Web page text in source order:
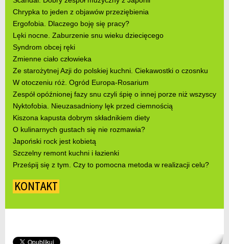
Chrypka to jeden z objawów przeziębienia
Ergofobia. Dlaczego boję się pracy?
Lęki nocne. Zaburzenie snu wieku dziecięcego
Syndrom obcej ręki
Zmienne ciało człowieka
Ze starożytnej Azji do polskiej kuchni. Ciekawostki o czosnku
W otoczeniu róż. Ogród Europa-Rosarium
Zespół opóźnionej fazy snu czyli śpię o innej porze niż wszyscy
Nyktofobia. Nieuzasadniony lęk przed ciemnością
Kiszona kapusta dobrym składnikiem diety
O kulinarnych gustach się nie rozmawia?
Japoński rock jest kobietą
Szczelny remont kuchni i łazienki
Prześpij się z tym. Czy to pomocna metoda w realizacji celu?
KONTAKT